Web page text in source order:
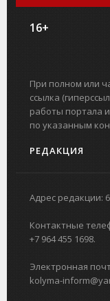
16+
При полном или
ссылка
работы портала
по указанным
РЕДАКЦИЯ
Адрес редакции:
Контактные
+7 964 455 1698.
Электронная
kolyma-